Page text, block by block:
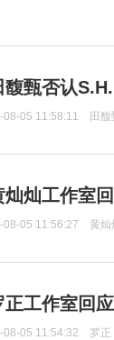
馥甄否认
08-05 11:58:11 田馥
灿灿工作室
08-05 11:56:27 黄灿
正工作室回
08-05 11:54:32 罗正